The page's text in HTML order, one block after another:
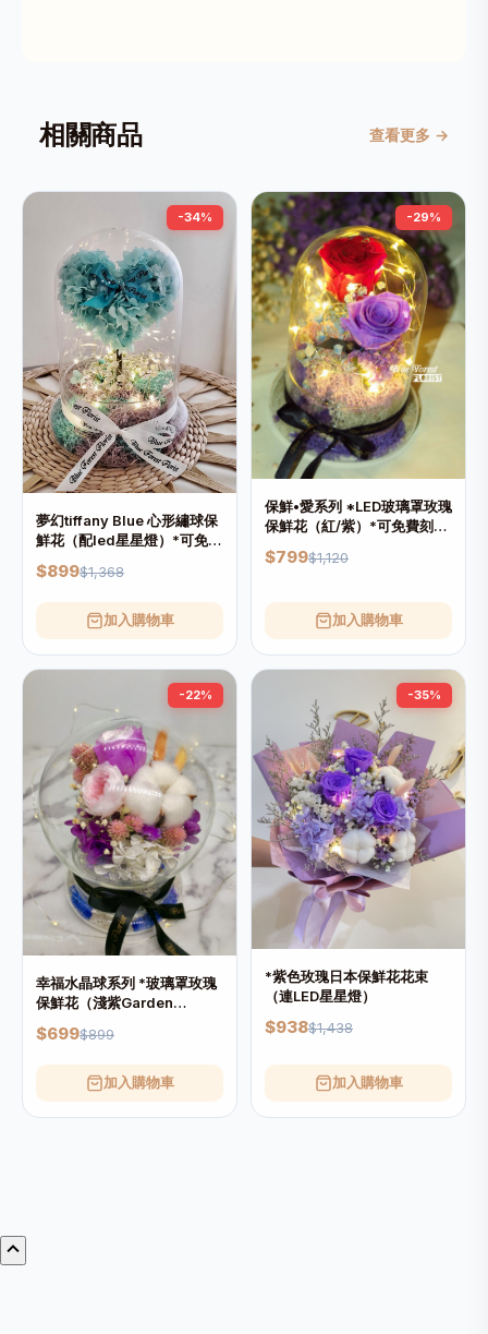
相關商品 查看更多 →
-34%
夢幻tiffany Blue 心形繡球保
鮮花（配led星星燈）*可免費
刻上名或祝福字句
$899$1,368
加入購物車
-29%
保鮮•愛系列 *LED玻璃罩玫瑰
保鮮花（紅/紫）*可免費刻上
名或祝福字句
$799$1,120
加入購物車
-22%
幸福水晶球系列 *玻璃罩玫瑰
保鮮花（淺紫Garden
Rose）*可免費刻上名或祝福
字句
$699$899
加入購物車
-35%
*紫色玫瑰日本保鮮花花束
（連LED星星燈）
$938$1,438
加入購物車